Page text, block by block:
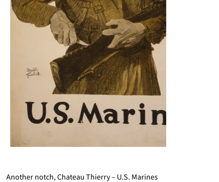
Another notch, Chateau Thierry – U.S. Marines